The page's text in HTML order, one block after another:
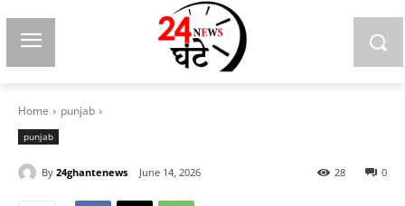
Home punjab
punjab
By 24ghantenews June 14, 2026 0
28